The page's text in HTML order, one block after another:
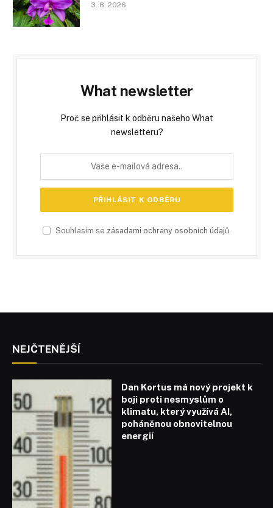
3. 8. 2026
What newsletter
Proč se přihlásit k odběru našeho What
newsletteru?
Souhlasím se zásadami ochrany osobních údajů.
NEJČTENĚJŠÍ
Dan Kortus má nový projekt k
boji proti nesmyslům o
klimatu, který využívá AI,
poháněnou obnovitelnou
energií